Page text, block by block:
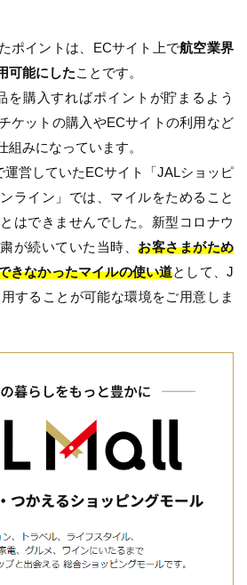
ポイントは、ECサイト上で航空業界
可能にしたことです。
を購入すればポイントが貯まるよう
ケットの購入やECサイトの利用など
みになっています。
営していたECサイト「JALショッピ
ライン」では、マイルをためること
はできませんでした。新型コロナウ
が続いていた当時、 お客さまがため
きなかったマイルの使い道として、J
することが可能な環境をご用意しま